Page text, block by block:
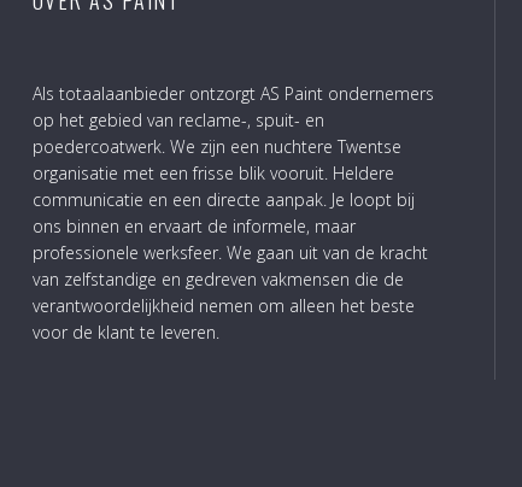
Als totaalaanbieder ontzorgt AS Paint ondernemers
op het gebied van reclame-, spuit- en
poedercoatwerk. We zijn een nuchtere Twentse
organisatie met een frisse blik vooruit. Heldere
communicatie en een directe aanpak. Je loopt bij
ons binnen en ervaart de informele, maar
professionele werksfeer. We gaan uit van de kracht
van zelfstandige en gedreven vakmensen die de
verantwoordelijkheid nemen om alleen het beste
voor de klant te leveren.